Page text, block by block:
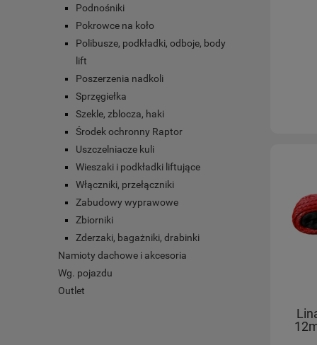
Podnośniki
Pokrowce na koło
Polibusze, podkładki, odboje, body
lift
Poszerzenia nadkoli
Sprzęgiełka
Szekle, zblocza, haki
Środek ochronny Raptor
Uszczelniacze kuli
Wieszaki i podkładki liftujące
Włączniki, przełączniki
Zabudowy wyprawowe
Zbiorniki
Zderzaki, bagażniki, drabinki
Namioty dachowe i akcesoria
Wg. pojazdu
Outlet